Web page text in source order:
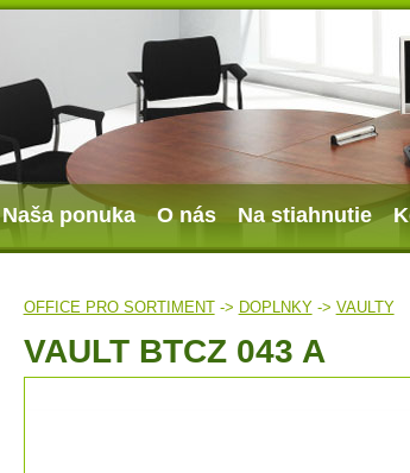
Naša ponuka O nás Na stiahnutie
OFFICE PRO SORTIMENT-> DOPLNKY-> VAULTY
VAULT BTCZ 043 A